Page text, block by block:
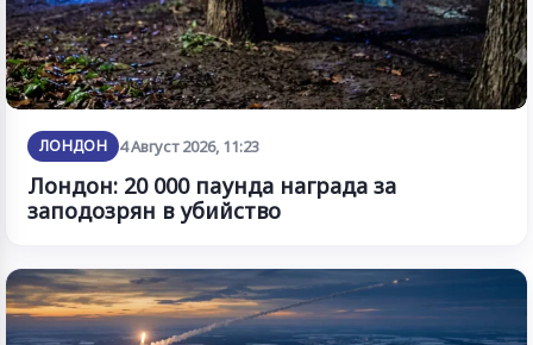
ЛОНДОН 4 Август 2026, 11:23
Лондон: 20 000 паунда награда за
заподозрян в убийство